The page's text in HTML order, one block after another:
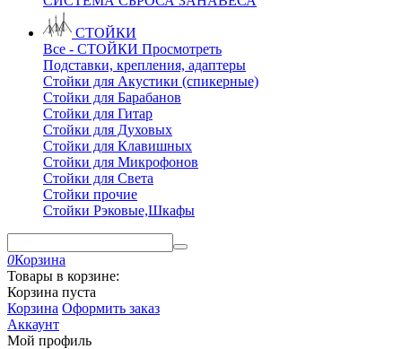
СТОЙКИ
Все - СТОЙКИ Просмотреть
Подставки, крепления, адаптеры
Стойки для Акустики (спикерные)
Стойки для Барабанов
Стойки для Гитар
Стойки для Духовых
Стойки для Клавишных
Стойки для Микрофонов
Стойки для Света
Стойки прочие
Стойки Рэковые,Шкафы
0Корзина
Товары в корзине:
Корзина пуста
Корзина Оформить заказ
Аккаунт
Мой профиль